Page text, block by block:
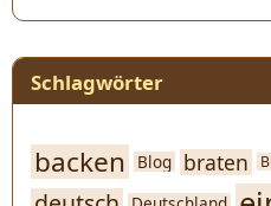
Schlagwörter
backen Blog braten